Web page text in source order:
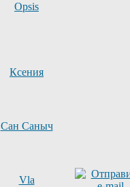
Opsis
Ксения
Сан Саныч
Vla